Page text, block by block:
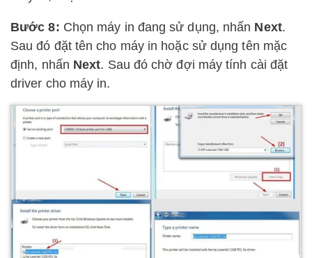
Bước 8: Chọn máy in đang sử dụng, nhấn Next.
Sau đó đặt tên cho máy in hoặc sử dụng tên mặc
định, nhấn Next. Sau đó chờ đợi máy tính cài đặt
driver cho máy in.